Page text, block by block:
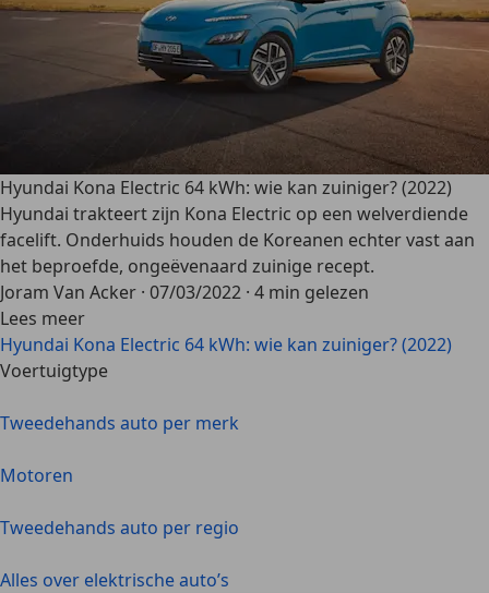
Hyundai Kona Electric 64 kWh: wie kan zuiniger? (2022)
Hyundai trakteert zijn Kona Electric op een welverdiende
facelift. Onderhuids houden de Koreanen echter vast aan
het beproefde, ongeëvenaard zuinige recept.
Joram Van Acker · 07/03/2022 · 4 min gelezen
Lees meer
Hyundai Kona Electric 64 kWh: wie kan zuiniger? (2022)
Voertuigtype
Tweedehands auto per merk
Motoren
Tweedehands auto per regio
Alles over elektrische auto’s